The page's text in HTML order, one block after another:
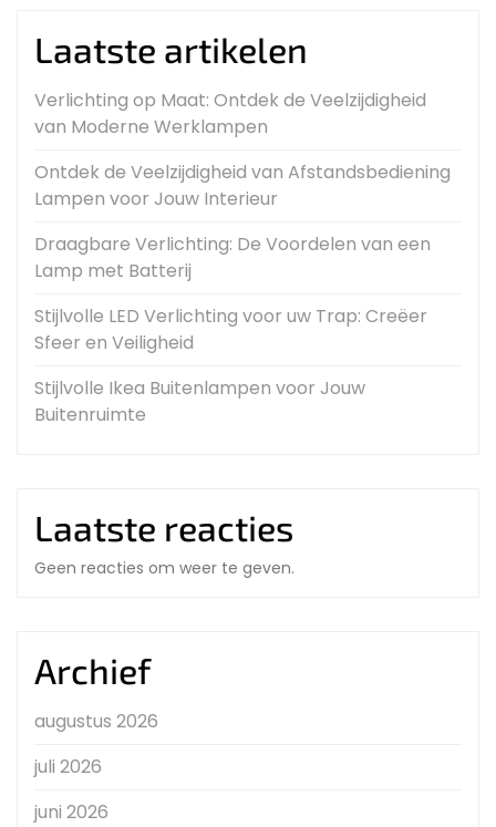
Laatste artikelen
Verlichting op Maat: Ontdek de Veelzijdigheid
van Moderne Werklampen
Ontdek de Veelzijdigheid van Afstandsbediening
Lampen voor Jouw Interieur
Draagbare Verlichting: De Voordelen van een
Lamp met Batterij
Stijlvolle LED Verlichting voor uw Trap: Creëer
Sfeer en Veiligheid
Stijlvolle Ikea Buitenlampen voor Jouw
Buitenruimte
Laatste reacties
Geen reacties om weer te geven.
Archief
augustus 2026
juli 2026
juni 2026